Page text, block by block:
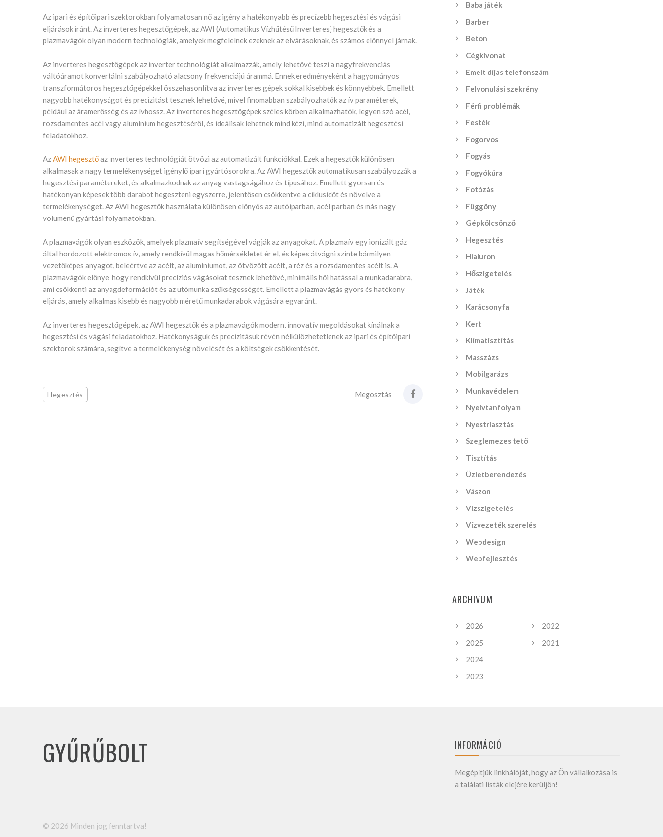
Az ipari és építőipari szektorokban folyamatosan nő az igény a hatékonyabb és precízebb hegesztési és vágási
eljárások iránt. Az inverteres hegesztőgépek, az AWI (Automatikus Vízhűtésű Inverteres) hegesztők és a
plazmavágók olyan modern technológiák, amelyek megfelelnek ezeknek az elvárásoknak, és számos előnnyel járnak.
Az inverteres hegesztőgépek az inverter technológiát alkalmazzák, amely lehetővé teszi a nagyfrekvenciás
váltóáramot konvertálni szabályozható alacsony frekvenciájú árammá. Ennek eredményeként a hagyományos
transzformátoros hegesztőgépekkel összehasonlítva az inverteres gépek sokkal kisebbek és könnyebbek. Emellett
nagyobb hatékonyságot és precizitást tesznek lehetővé, mivel finomabban szabályozhatók az ív paraméterek,
például az áramerősség és az ívhossz. Az inverteres hegesztőgépek széles körben alkalmazhatók, legyen szó acél,
rozsdamentes acél vagy alumínium hegesztéséről, és ideálisak lehetnek mind kézi, mind automatizált hegesztési
feladatokhoz.
AzAWI hegesztőaz inverteres technológiát ötvözi az automatizált funkciókkal. Ezek a hegesztők különösen
alkalmasak a nagy termelékenységet igénylő ipari gyártósorokra. Az AWI hegesztők automatikusan szabályozzák a
hegesztési paramétereket, és alkalmazkodnak az anyag vastagságához és típusához. Emellett gyorsan és
hatékonyan képesek több darabot hegeszteni egyszerre, jelentősen csökkentve a ciklusidőt és növelve a
termelékenységet. Az AWI hegesztők használata különösen előnyös az autóiparban, acéliparban és más nagy
volumenű gyártási folyamatokban.
A plazmavágók olyan eszközök, amelyek plazmaív segítségével vágják az anyagokat. A plazmaív egy ionizált gáz
által hordozott elektromos ív, amely rendkívül magas hőmérsékletet ér el, és képes átvágni szinte bármilyen
vezetőképes anyagot, beleértve az acélt, az alumíniumot, az ötvözött acélt, a réz és a rozsdamentes acélt is. A
plazmavágók előnye, hogy rendkívül precíziós vágásokat tesznek lehetővé, minimális hői hatással a munkadarabra,
ami csökkenti az anyagdeformációt és az utómunka szükségességét. Emellett a plazmavágás gyors és hatékony
eljárás, amely alkalmas kisebb és nagyobb méretű munkadarabok vágására egyaránt.
Az inverteres hegesztőgépek, az AWI hegesztők és a plazmavágók modern, innovatív megoldásokat kínálnak a
hegesztési és vágási feladatokhoz. Hatékonyságuk és precizitásuk révén nélkülözhetetlenek az ipari és építőipari
szektorok számára, segítve a termelékenység növelését és a költségek csökkentését.
Hegesztés Megosztás
Baba játék
Barber
Beton
Cégkivonat
Emelt díjas telefonszám
Felvonulási szekrény
Férfi problémák
Festék
Fogorvos
Fogyás
Fogyókúra
Fotózás
Függöny
Gépkölcsönző
Hegesztés
Hialuron
Hőszigetelés
Játék
Karácsonyfa
Kert
Klímatisztítás
Masszázs
Mobilgarázs
Munkavédelem
Nyelvtanfolyam
Nyestriasztás
Szeglemezes tető
Tisztítás
Üzletberendezés
Vászon
Vízszigetelés
Vízvezeték szerelés
Webdesign
Webfejlesztés
ARCHIVUM
2026
2025
2024
2023
2022
2021
INFORMÁCIÓ
Megépítjük linkhálóját, hogy az Ön vállalkozása is
a találati listák elejére kerüljön!
GYŰRŰBOLT
© 2026 Minden jog fenntartva!